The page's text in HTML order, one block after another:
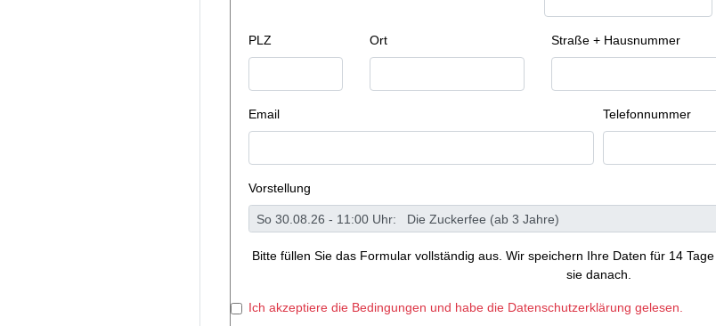
PLZ Ort Straße + Hausnummer
Email Telefonnummer
Vorstellung
Bitte füllen Sie das Formular vollständig aus. Wir speichern Ihre Daten für 14
sie danach.
Ich akzeptiere die Bedingungen und habe die Datenschutzerklärung gelesen.